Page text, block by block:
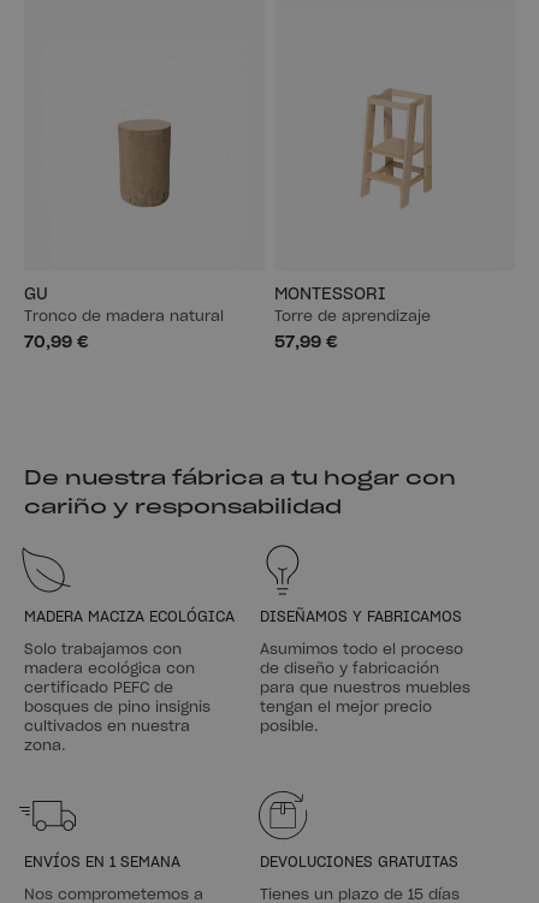
GU
Tronco de madera natural
70,99 €
MONTESSORI
Torre de aprendizaje
57,99 €
De nuestra fábrica a tu hogar con
cariño y responsabilidad
MADERA MACIZA ECOLÓGICA
Solo trabajamos con
madera ecológica con
certificado PEFC de
bosques de pino insignis
cultivados en nuestra
zona.
DISEÑAMOS Y FABRICAMOS
Asumimos todo el proceso
de diseño y fabricación
para que nuestros muebles
tengan el mejor precio
posible.
ENVÍOS EN 1 SEMANA
Nos comprometemos a
DEVOLUCIONES GRATUITAS
Tienes un plazo de 15 días